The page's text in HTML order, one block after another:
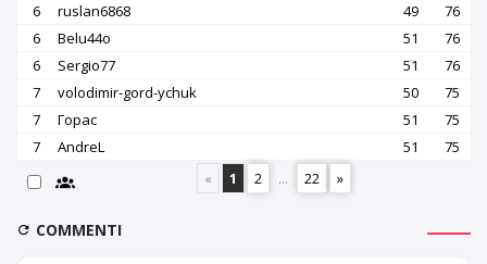
6
ruslan6868 49
76
6
Belu44o 51
76
6
Sergio77 51
76
7
volodimir-gord-ychuk 50
75
7
Горас 51
75
7
AndreL 51
75
«
1 2 ... 22 »
COMMENTI